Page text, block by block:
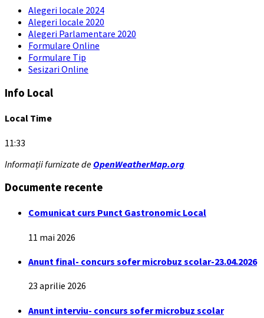
Alegeri locale 2024
Alegeri locale 2020
Alegeri Parlamentare 2020
Formulare Online
Formulare Tip
Sesizari Online
Info Local
Local Time
11:33
Informații furnizate de OpenWeatherMap.org
Documente recente
Comunicat curs Punct Gastronomic Local
11 mai 2026
Anunt final- concurs sofer microbuz scolar-23.04.2026
23 aprilie 2026
Anunt interviu- concurs sofer microbuz scolar